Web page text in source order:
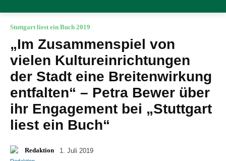
Stuttgart liest ein Buch 2019
„Im Zusammenspiel von
vielen Kultureinrichtungen
der Stadt eine Breitenwirkung
entfalten“ – Petra Bewer über
ihr Engagement bei „Stuttgart
liest ein Buch“
Redaktion 1. Juli 2019